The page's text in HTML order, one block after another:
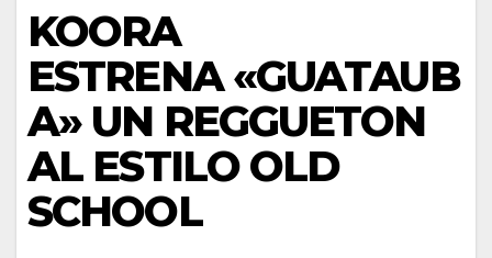
KOORA
ESTRENA «GUATAUB
A» UN REGGUETON
AL ESTILO OLD
SCHOOL